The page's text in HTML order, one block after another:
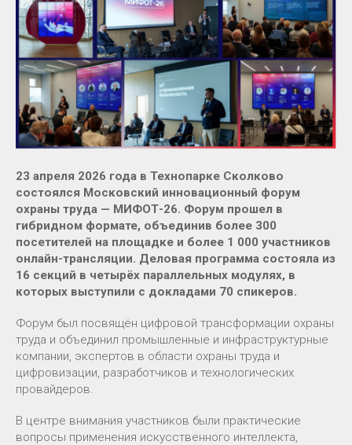
23 апреля 2026 года в Технопарке Сколково
состоялся Московский инновационный форум
охраны труда — МИФОТ-26. Форум прошел в
гибридном формате, объединив более 300
посетителей на площадке и более 1 000 участников
онлайн-трансляции. Деловая программа состояла из
16 секций в четырёх параллельных модулях, в
которых выступили с докладами 70 спикеров.
Форум был посвящён цифровой трансформации охраны
труда и объединил промышленные и инфраструктурные
компании, экспертов в области охраны труда и
цифровизации, разработчиков и технологических
провайдеров.
В центре внимания участников были практические
вопросы применения искусственного интеллекта,